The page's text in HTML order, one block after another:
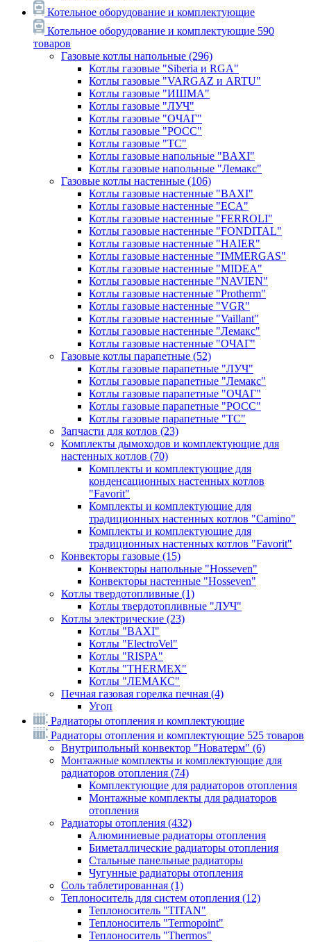
Котельное оборудование и комплектующие
Котельное оборудование и комплектующие 590
товаров
Газовые котлы напольные (296)
Котлы газовые "Siberia и RGA"
Котлы газовые "VARGAZ и ARTU"
Котлы газовые "ИШМА"
Котлы газовые "ЛУЧ"
Котлы газовые "ОЧАГ"
Котлы газовые "РОСС"
Котлы газовые "ТС"
Котлы газовые напольные "BAXI"
Котлы газовые напольные "Лемакс"
Газовые котлы настенные (106)
Котлы газовые настенные "BAXI"
Котлы газовые настенные "ECA"
Котлы газовые настенные "FERROLI"
Котлы газовые настенные "FONDITAL"
Котлы газовые настенные "HAIER"
Котлы газовые настенные "IMMERGAS"
Котлы газовые настенные "MIDEA"
Котлы газовые настенные "NAVIEN"
Котлы газовые настенные "Protherm"
Котлы газовые настенные "VGR"
Котлы газовые настенные "Vaillant"
Котлы газовые настенные "Лемакс"
Котлы газовые настенные "ОЧАГ"
Газовые котлы парапетные (52)
Котлы газовые парапетные "ЛУЧ"
Котлы газовые парапетные "Лемакс"
Котлы газовые парапетные "ОЧАГ"
Котлы газовые парапетные "РОСС"
Котлы газовые парапетные "ТС"
Запчасти для котлов (23)
Комплекты дымоходов и комплектующие для
настенных котлов (70)
Комплекты и комплектующие для
конденсационных настенных котлов
"Favorit"
Комплекты и комплектующие для
традиционных настенных котлов "Camino"
Комплекты и комплектующие для
традиционных настенных котлов "Favorit"
Конвекторы газовые (15)
Конвекторы напольные "Hosseven"
Конвекторы настенные "Hosseven"
Котлы твердотопливные (1)
Котлы твердотопливные "ЛУЧ"
Котлы электрические (23)
Котлы "BAXI"
Котлы "ElectroVel"
Котлы "RISPA"
Котлы "THERMEX"
Котлы "ЛЕМАКС"
Печная газовая горелка печная (4)
Угоп
Радиаторы отопления и комплектующие
Радиаторы отопления и комплектующие 525 товаров
Внутрипольный конвектор "Новатерм" (6)
Монтажные комплекты и комплектующие для
радиаторов отопления (74)
Комплектующие для радиаторов отопления
Монтажные комплекты для радиаторов
отопления
Радиаторы отопления (432)
Алюминиевые радиаторы отопления
Биметаллические радиаторы отопления
Стальные панельные радиаторы
Чугунные радиаторы отопления
Соль таблетированная (1)
Теплоноситель для систем отопления (12)
Теплоноситель "TITAN"
Теплоноситель "Termopoint"
Теплоноситель "Thermos"